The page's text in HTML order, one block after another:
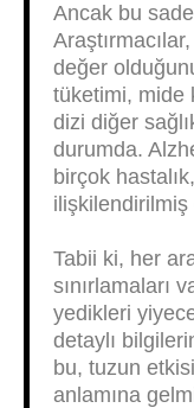
Ancak bu
değer
tüketimi, mide
dizi diğer
durumda.
birçok
ilişkilendirilmiş
Tabii ki, her
sınırlamaları
yedikleri
detaylı
bu, tuzun
anlamına